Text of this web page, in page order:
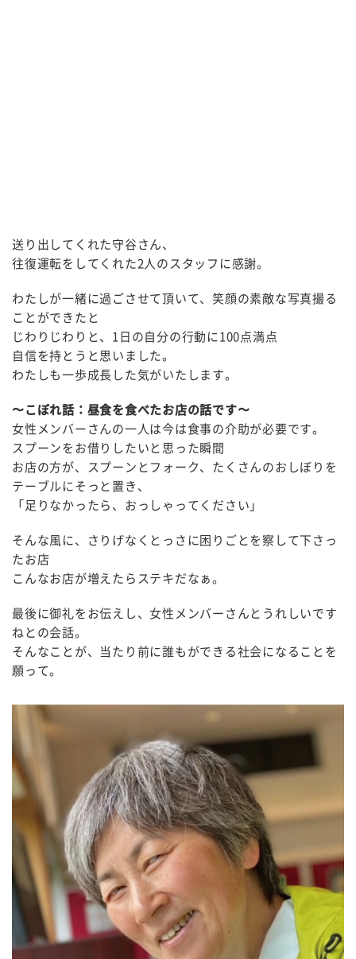
送り出してくれた守谷さん、
往復運転をしてくれた2人のスタッフに感謝。
わたしが一緒に過ごさせて頂いて、笑顔の素敵な写真撮る
ことができたと
じわりじわりと、1日の自分の行動に100点満点
自信を持とうと思いました。
わたしも一歩成長した気がいたします。
〜こぼれ話：昼食を食べたお店の話です〜
女性メンバーさんの一人は今は食事の介助が必要です。
スプーンをお借りしたいと思った瞬間
お店の方が、スプーンとフォーク、たくさんのおしぼりを
テーブルにそっと置き、
「足りなかったら、おっしゃってください」
そんな風に、さりげなくとっさに困りごとを察して下さっ
たお店
こんなお店が増えたらステキだなぁ。
最後に御礼をお伝えし、女性メンバーさんとうれしいです
ねとの会話。
そんなことが、当たり前に誰もができる社会になることを
願って。